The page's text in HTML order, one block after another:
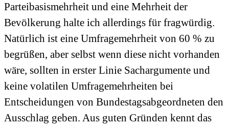
Parteibasismehrheit und eine Mehrheit der
Bevölkerung halte ich allerdings für fragwürdig.
Natürlich ist eine Umfragemehrheit von 60 % zu
begrüßen, aber selbst wenn diese nicht vorhanden
wäre, sollten in erster Linie Sachargumente und
keine volatilen Umfragemehrheiten bei
Entscheidungen von Bundestagsabgeordneten den
Ausschlag geben. Aus guten Gründen kennt das